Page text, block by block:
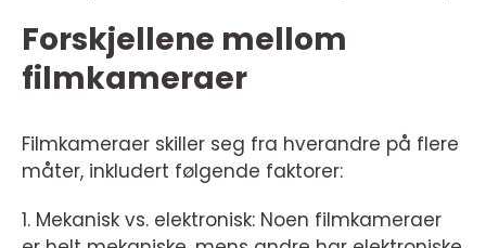
Forskjellene mellom
filmkameraer
Filmkameraer skiller seg fra hverandre på flere
måter, inkludert følgende faktorer:
1. Mekanisk vs. elektronisk: Noen filmkameraer